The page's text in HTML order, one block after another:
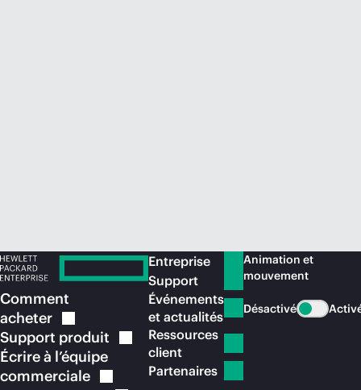
Comment
acheter
Support produit
Écrire à l’équipe
commerciale
Entreprise
Support
Événements
et actualités
Ressources
client
Partenaires
Animation et
mouvement
Désactivé